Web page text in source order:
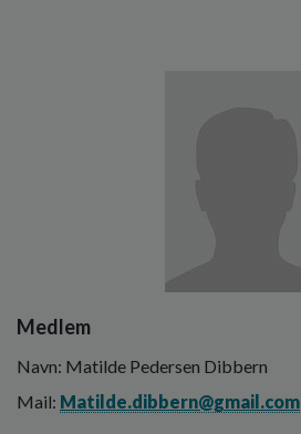
Medlem
Navn: Matilde Pedersen Dibbern
Mail: Matilde.dibbern@gmail.com